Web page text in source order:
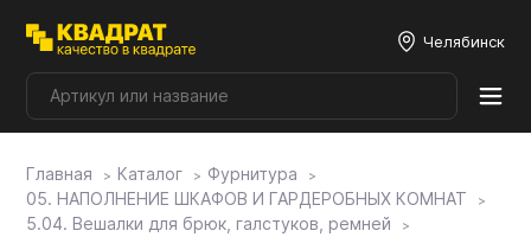
Челябинск
Плитные материалы
Главная Каталог
Фурнитура
05. НАПОЛНЕНИЕ ШКАФОВ И ГАРДЕРОБНЫХ КОМНАТ
5.04. Вешалки для брюк, галстуков, ремней